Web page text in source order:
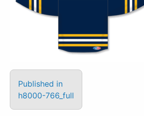
Published in
h8000-766_full